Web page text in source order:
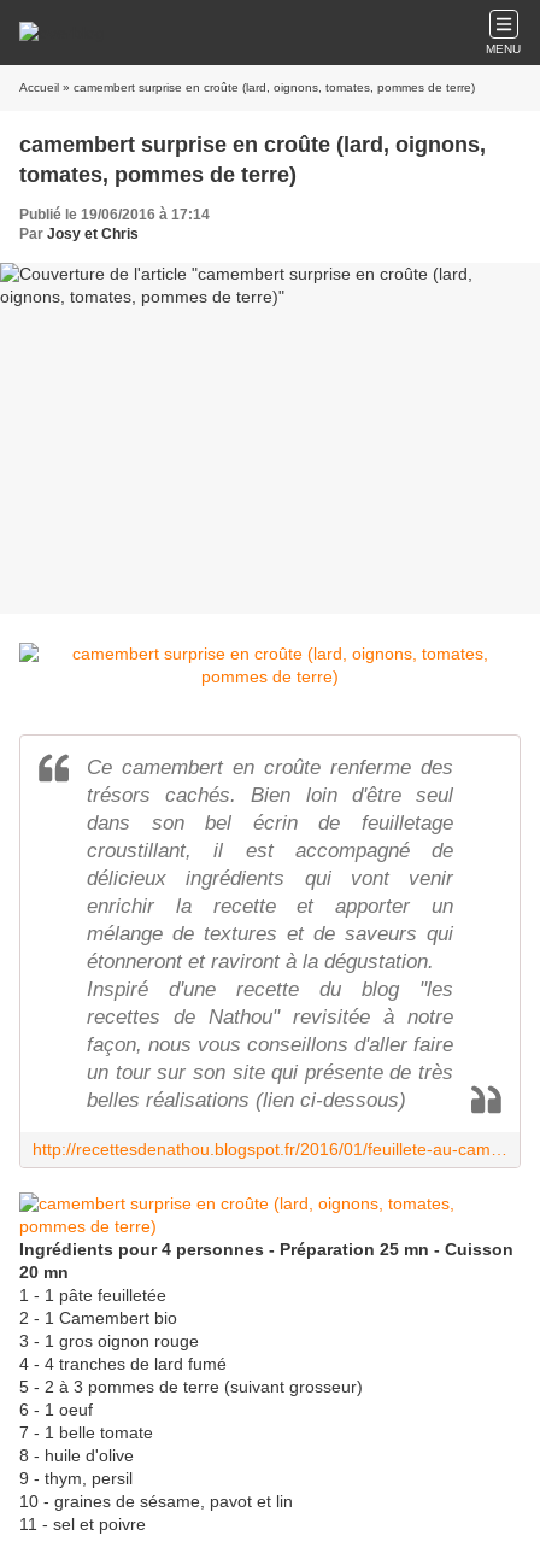
MENU
Accueil » camembert surprise en croûte (lard, oignons, tomates, pommes de terre)
camembert surprise en croûte (lard, oignons,
tomates, pommes de terre)
Publié le 19/06/2016 à 17:14
Par Josy et Chris
Ce camembert en croûte renferme des
trésors cachés. Bien loin d'être seul
dans son bel écrin de feuilletage
croustillant, il est accompagné de
délicieux ingrédients qui vont venir
enrichir la recette et apporter un
mélange de textures et de saveurs qui
étonneront et raviront à la dégustation.
Inspiré d'une recette du blog "les
recettes de Nathou" revisitée à notre
façon, nous vous conseillons d'aller faire
un tour sur son site qui présente de très
belles réalisations (lien ci-dessous)
Ingrédients pour 4 personnes - Préparation 25 mn - Cuisson
20 mn
1 - 1 pâte feuilletée
2 - 1 Camembert bio
3 - 1 gros oignon rouge
4 - 4 tranches de lard fumé
5 - 2 à 3 pommes de terre (suivant grosseur)
6 - 1 oeuf
7 - 1 belle tomate
8 - huile d'olive
9 - thym, persil
10 - graines de sésame, pavot et lin
11 - sel et poivre